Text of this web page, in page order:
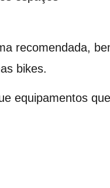
recomendada,
bikes.
equipamentos que